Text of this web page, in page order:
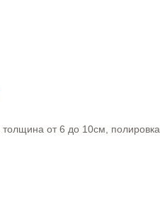
от 6 до 10см, полировка